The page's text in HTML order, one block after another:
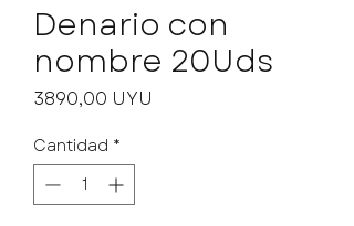
Denario con
nombre 20Uds
3890,00 UYU
Cantidad *